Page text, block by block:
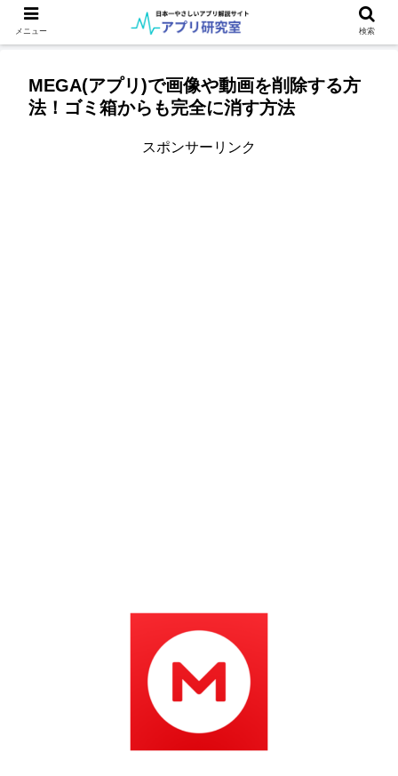
MEGA(アプリ)で画像や動画を削除する方
法！ゴミ箱からも完全に消す方法
スポンサーリンク
メニュー 検索